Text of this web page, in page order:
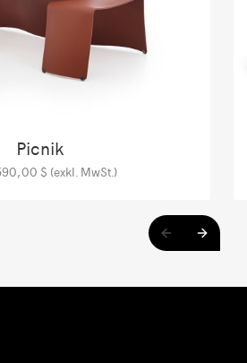
Picnik
$ (exkl. MwSt.)